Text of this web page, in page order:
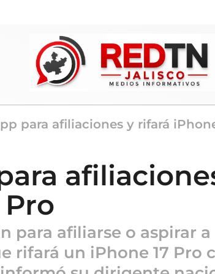
para afiliaciones y rifará
para afiliarse o aspirar a
rifará un iPhone 17 Pro